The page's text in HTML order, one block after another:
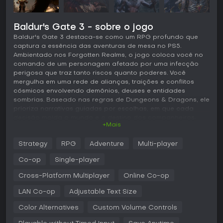
Baldur's Gate 3 - sobre o jogo
Baldur's Gate 3 destaca-se como um RPG profundo que
captura a essência das aventuras de mesa no PS5.
Ambientado nos Forgotten Realms, o jogo coloca você no
comando de um personagem afetado por uma infecção
perigosa que traz tanto riscos quanto poderes. Você
mergulha em uma rede de alianças, traições e conflitos
cósmicos envolvendo demônios, deuses e entidades
sombrias. Baseado nas regras de Dungeons & Dragons, ele
prioriza narrativas guiadas por escolhas, em que cada
Em Baldur's Gate 3, o gameplay gira em torno de combates
por turnos inspirados nas mecânicas de D&D 5th edition.
classes como fighters, wizards ou rogues, cada uma com
opções para escalar, pular, furtar ou empurrar objetos e
personagem evolui, liberando novos poderes, mas com o
risco de transformá-lo em um monstro. Os combates exigem
+Mais
Strategy RPG Adventure Multi-player
Co-op Single-player
Cross-Platform Multiplayer Online Co-op
LAN Co-op Adjustable Text Size
Color Alternatives Custom Volume Controls